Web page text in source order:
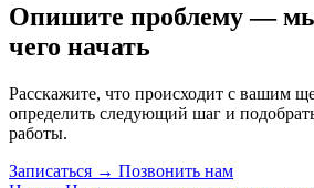
Опишите проблему —
чего начать
Расскажите, что происходит с вашим
определить следующий шаг и
работы.
Записаться → Позвонить нам